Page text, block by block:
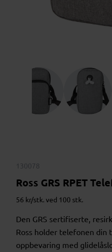
130078
Ross GRS RPET
56 kr/stk. ved 100 stk.
Den GRS sertifiserte,
Ross holder telefonen din
oppbevaring med